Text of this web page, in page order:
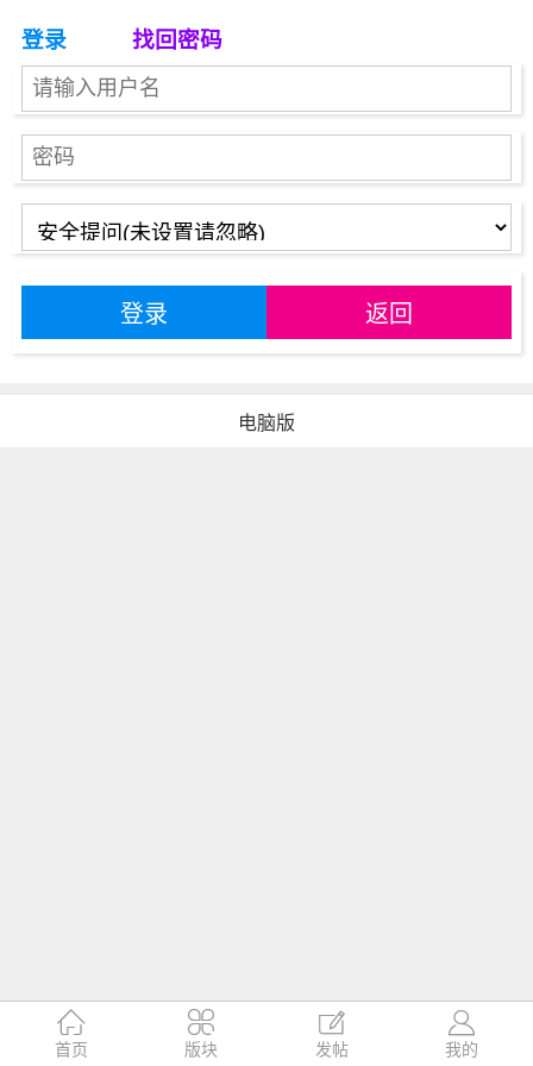
登录 找回密码
登录 返回

首页

版块

发帖

我的
电脑版